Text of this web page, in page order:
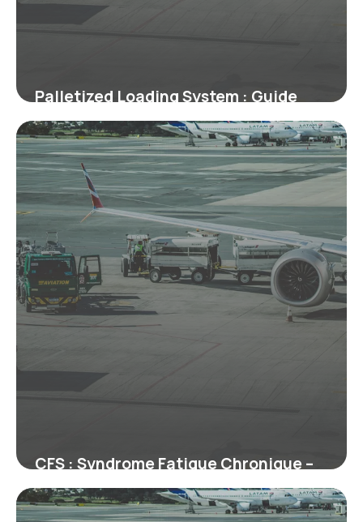
Palletized Loading System : Guide
Technique
2 juillet 2026
CFS : Syndrome Fatigue Chronique –
Guide
29 juin 2026